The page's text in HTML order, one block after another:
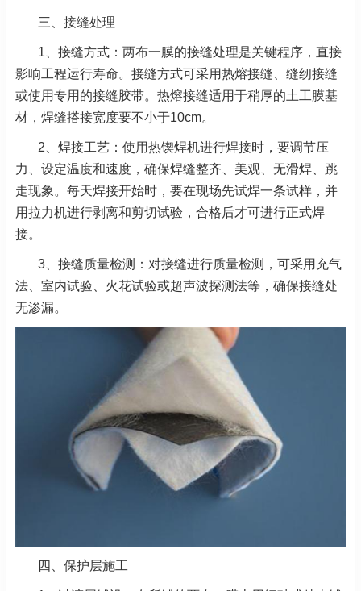
三、接缝处理
1、接缝方式：两布一膜的接缝处理是关键程序，直接
影响工程运行寿命。接缝方式可采用热熔接缝、缝纫接缝
或使用专用的接缝胶带。热熔接缝适用于稍厚的土工膜基
材，焊缝搭接宽度要不小于10cm。
2、焊接工艺：使用热锲焊机进行焊接时，要调节压
力、设定温度和速度，确保焊缝整齐、美观、无滑焊、跳
走现象。每天焊接开始时，要在现场先试焊一条试样，并
用拉力机进行剥离和剪切试验，合格后才可进行正式焊
接。
3、接缝质量检测：对接缝进行质量检测，可采用充气
法、室内试验、火花试验或超声波探测法等，确保接缝处
无渗漏。
四、保护层施工